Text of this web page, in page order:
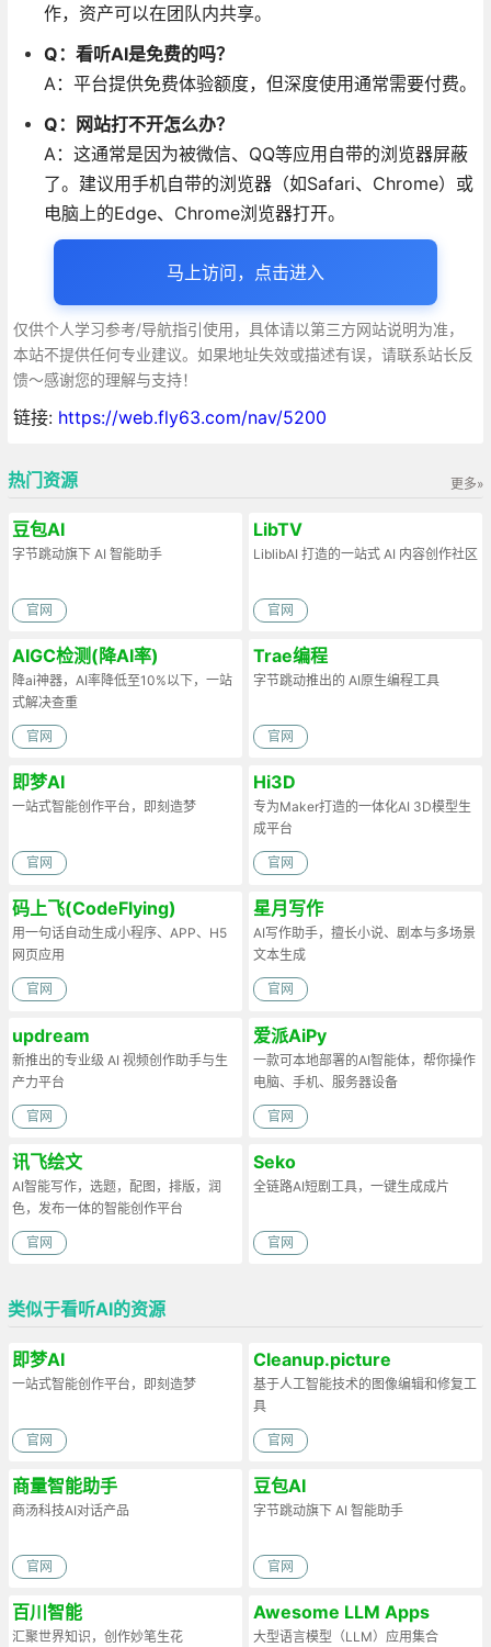
作，资产可以在团队内共享。
Q：看听AI是免费的吗？
A：平台提供免费体验额度，但深度使用通常需要付费。
Q：网站打不开怎么办？
A：这通常是因为被微信、QQ等应用自带的浏览器屏蔽
了。建议用手机自带的浏览器（如Safari、Chrome）或
电脑上的Edge、Chrome浏览器打开。
马上访问，点击进入
仅供个人学习参考/导航指引使用，具体请以第三方网站说明为准，
本站不提供任何专业建议。如果地址失效或描述有误，请联系站长反
馈～感谢您的理解与支持！
链接: https://web.fly63.com/nav/5200
更多»
热门资源
豆包AI
字节跳动旗下 AI 智能助手
官网
LibTV
LiblibAI 打造的一站式 AI 内容创作社区
官网
AIGC检测(降AI率)
降ai神器，AI率降低至10%以下，一站
式解决查重
官网
Trae编程
字节跳动推出的 AI原生编程工具
官网
即梦AI
一站式智能创作平台，即刻造梦
官网
Hi3D
专为Maker打造的一体化AI 3D模型生
成平台
官网
码上飞(CodeFlying)
用一句话自动生成小程序、APP、H5
网页应用
官网
星月写作
AI写作助手，擅长小说、剧本与多场景
文本生成
官网
updream
新推出的专业级 AI 视频创作助手与生
产力平台
官网
爱派AiPy
一款可本地部署的AI智能体，帮你操作
电脑、手机、服务器设备
官网
讯飞绘文
AI智能写作，选题，配图，排版，润
色，发布一体的智能创作平台
官网
Seko
全链路AI短剧工具，一键生成成片
官网
类似于看听AI的资源
即梦AI
一站式智能创作平台，即刻造梦
官网
Cleanup.picture
基于人工智能技术的图像编辑和修复工
具
官网
商量智能助手
商汤科技AI对话产品
官网
豆包AI
字节跳动旗下 AI 智能助手
官网
百川智能
汇聚世界知识，创作妙笔生花
Awesome LLM Apps
大型语言模型（LLM）应用集合